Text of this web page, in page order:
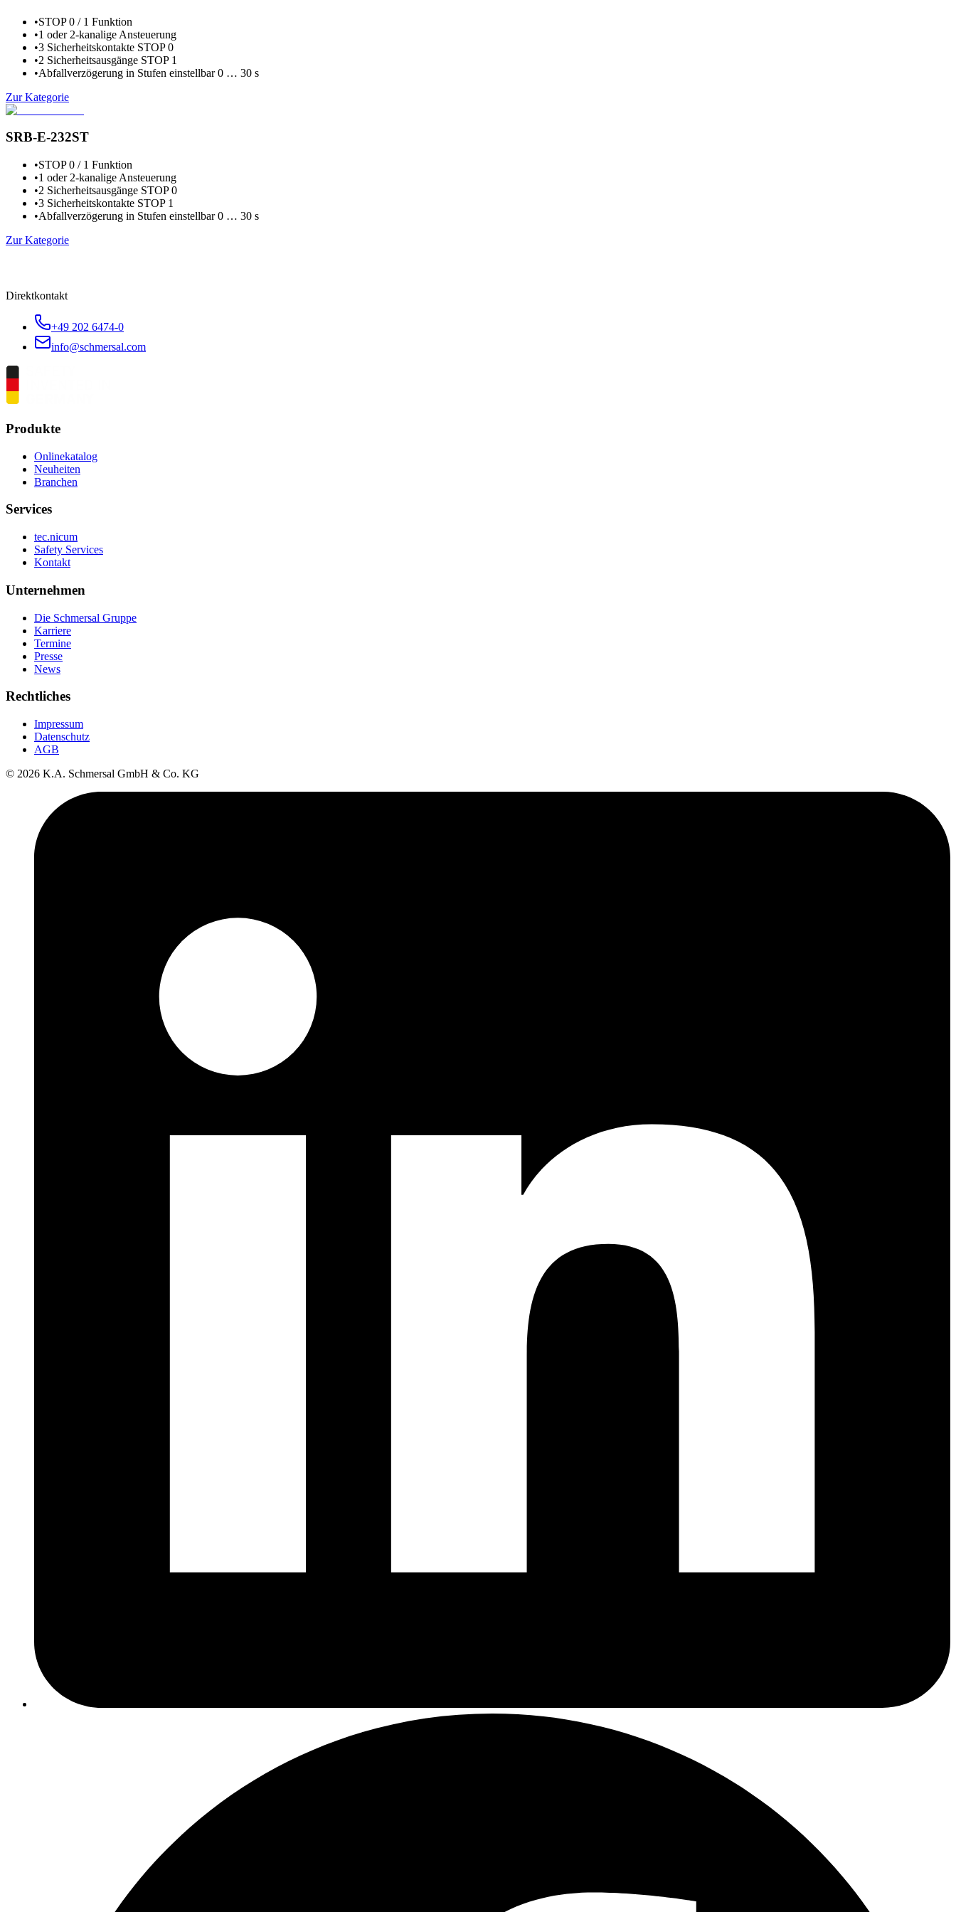
•STOP 0 / 1 Funktion
•1 oder 2-kanalige Ansteuerung
•3 Sicherheitskontakte STOP 0
•2 Sicherheitsausgänge STOP 1
•Abfallverzögerung in Stufen einstellbar 0 … 30 s
Zur Kategorie
SRB-E-232ST
•STOP 0 / 1 Funktion
•1 oder 2-kanalige Ansteuerung
•2 Sicherheitsausgänge STOP 0
•3 Sicherheitskontakte STOP 1
•Abfallverzögerung in Stufen einstellbar 0 … 30 s
Zur Kategorie
Direktkontakt
+49 202 6474-0
info@schmersal.com
Produkte
Onlinekatalog
Neuheiten
Branchen
Services
tec.nicum
Safety Services
Kontakt
Unternehmen
Die Schmersal Gruppe
Karriere
Termine
Presse
News
Rechtliches
Impressum
Datenschutz
AGB
© 2026 K.A. Schmersal GmbH & Co. KG